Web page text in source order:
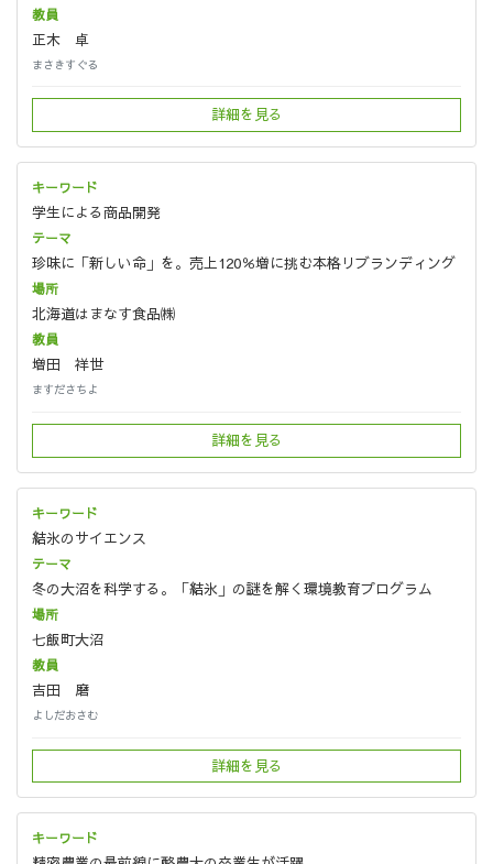
正木 卓
まさきすぐる
詳細を見る
学生による商品開発
珍味に「新しい命」を。売上120％増に挑む本格リブランディング
北海道はまなす食品㈱
増田 祥世
ますださちよ
詳細を見る
結氷のサイエンス
冬の大沼を科学する。「結氷」の謎を解く環境教育プログラム
七飯町大沼
吉田 磨
よしだおさむ
詳細を見る